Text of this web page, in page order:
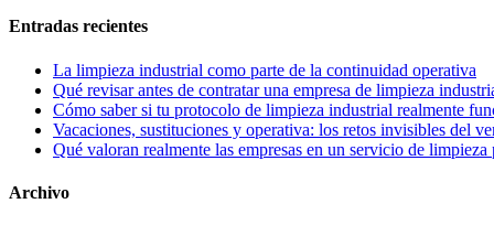
Entradas recientes
La limpieza industrial como parte de la continuidad operativa
Qué revisar antes de contratar una empresa de limpieza
Cómo saber si tu protocolo de limpieza industrial realmente
Vacaciones, sustituciones y operativa: los retos invisibles del
Qué valoran realmente las empresas en un servicio de limpieza
Archivo